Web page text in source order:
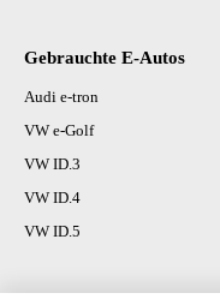
Gebrauchte E-Autos
Audi e-tron
VW e-Golf
VW ID.3
VW ID.4
VW ID.5